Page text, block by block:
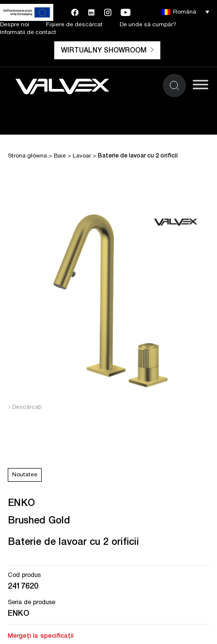
Despre noi Fișiere de descărcat
De unde să cumpăr?
Informatii de contact
WIRTUALNY SHOWROOM
Română
Strona główna > Baie > Lavoar> Baterie de lavoar cu 2 orificii
› Descărcați
Noutatee
ENKO
Brushed Gold
Baterie de lavoar cu 2 orificii
Cod produs
2417620
Seria de produse
ENKO
Mergeți la specificații